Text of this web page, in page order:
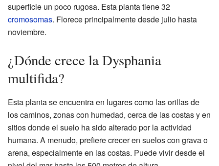
superficie un poco rugosa. Esta planta tiene 32
cromosomas. Florece principalmente desde julio hasta
noviembre.
¿Dónde crece la Dysphania
multifida?
Esta planta se encuentra en lugares como las orillas de
los caminos, zonas con humedad, cerca de las costas y en
sitios donde el suelo ha sido alterado por la actividad
humana. A menudo, prefiere crecer en suelos con grava o
arena, especialmente en las costas. Puede vivir desde el